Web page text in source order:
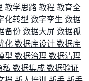
教学思路 教程 教育全
化转型 数字孪生 数据
备份 数据大屏 数据孤
化 数据库设计 数据库
型 数据治理 数据清理
私 数据集成 数据验证